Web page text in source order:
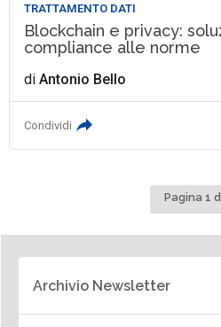
TRATTAMENTO DATI
Blockchain e privacy:
compliance alle norme
diAntonio Bello
Condividi
Pagina 1
Archivio Newsletter